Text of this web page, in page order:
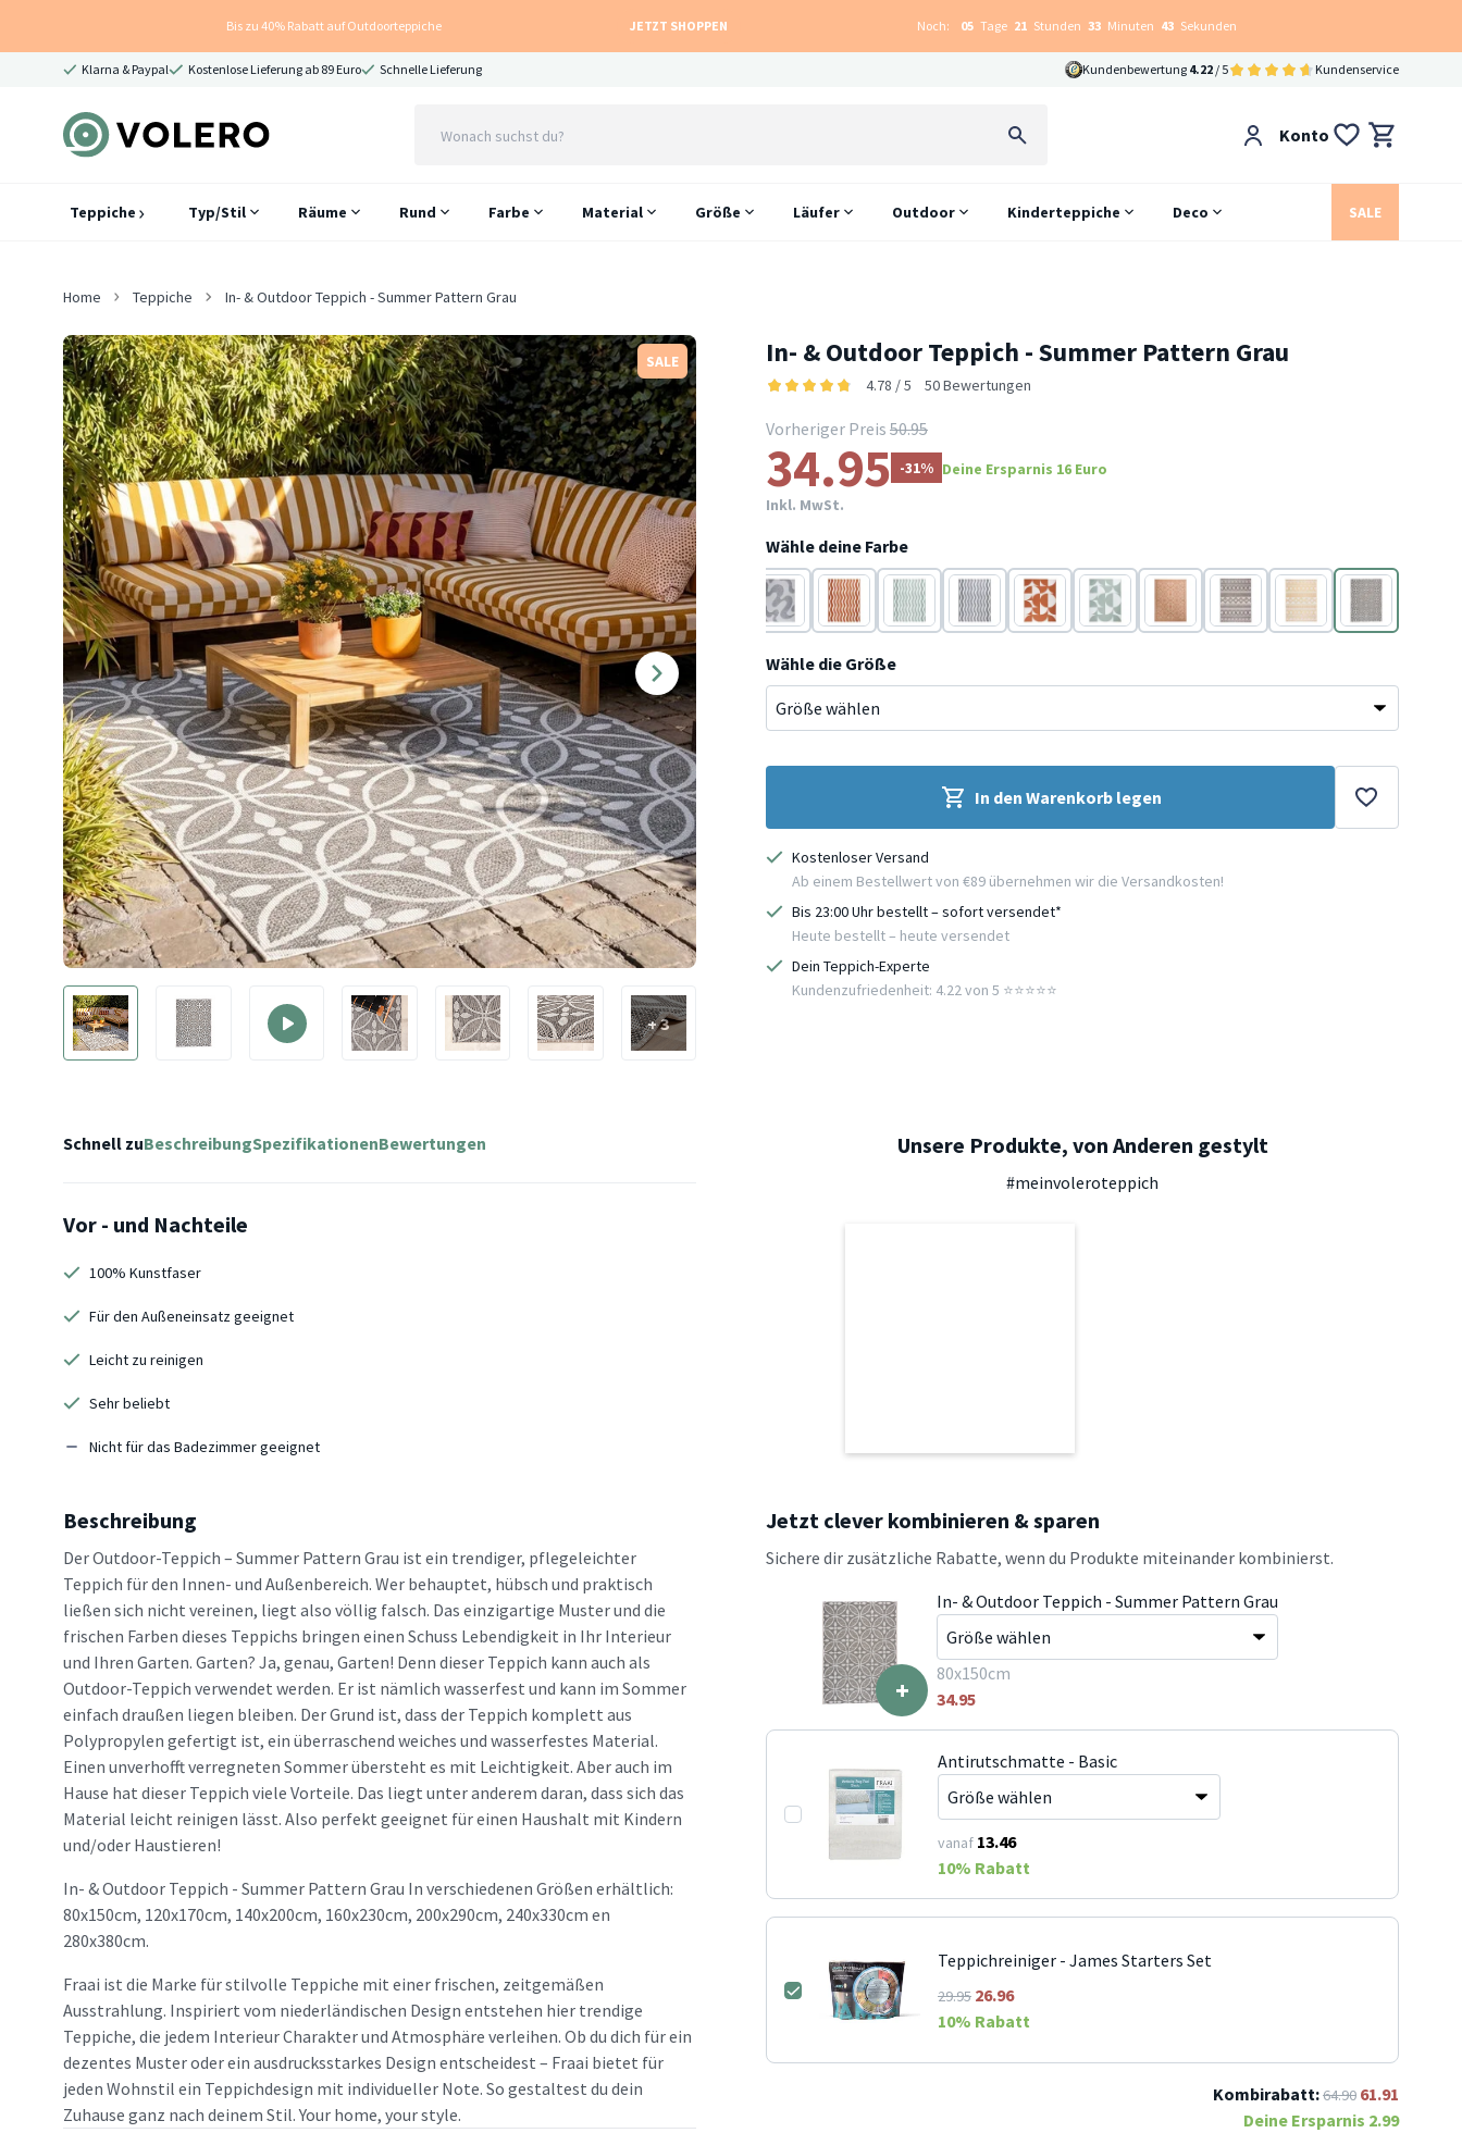
Bis zu 40% Rabatt auf Outdoorteppiche JETZT SHOPPEN Noch: 05 Tage 21 Stunden 33 Minuten 41 Sekunden
Klarna & Paypal Kostenlose Lieferung ab 89 Euro Schnelle Lieferung Kundenbewertung 4.22 / 5 Kundenservice
Konto
Teppiche Typ/Stil Räume Rund Farbe Material Größe Läufer Outdoor Kinderteppiche Deco SALE
Home Teppiche In- & Outdoor Teppich - Summer Pattern Grau
SALE
+ 3
In- & Outdoor Teppich - Summer Pattern Grau
4.78 / 5 50 Bewertungen
Vorheriger Preis 50.95
34.95 -31% Deine Ersparnis 16 Euro
Inkl. MwSt.
Wähle deine Farbe
TerracottaGrün Grau TerracottaGrün Grau TerracottaGrün TerracottaGrau Gelb
Grau
Wähle die Größe
In den Warenkorb legen
Kostenloser Versand
Ab einem Bestellwert von €89 übernehmen wir die Versandkosten!
Bis 23:00 Uhr bestellt – sofort versendet*
Heute bestellt – heute versendet
Dein Teppich-Experte
Kundenzufriedenheit: 4.22 von 5 ⭐️⭐️⭐️⭐️⭐️
Schnell zuBeschreibungSpezifikationenBewertungen
Vor - und Nachteile
100% Kunstfaser
Für den Außeneinsatz geeignet
Leicht zu reinigen
Sehr beliebt
Nicht für das Badezimmer geeignet
Beschreibung
Der Outdoor-Teppich – Summer Pattern Grau ist ein trendiger, pflegeleichter
Teppich für den Innen- und Außenbereich. Wer behauptet, hübsch und praktisch
ließen sich nicht vereinen, liegt also völlig falsch. Das einzigartige Muster und die
frischen Farben dieses Teppichs bringen einen Schuss Lebendigkeit in Ihr Interieur
und Ihren Garten. Garten? Ja, genau, Garten! Denn dieser Teppich kann auch als
Outdoor-Teppich verwendet werden. Er ist nämlich wasserfest und kann im Sommer
einfach draußen liegen bleiben. Der Grund ist, dass der Teppich komplett aus
Polypropylen gefertigt ist, ein überraschend weiches und wasserfestes Material.
Einen unverhofft verregneten Sommer übersteht es mit Leichtigkeit. Aber auch im
Hause hat dieser Teppich viele Vorteile. Das liegt unter anderem daran, dass sich das
Material leicht reinigen lässt. Also perfekt geeignet für einen Haushalt mit Kindern
und/oder Haustieren!
In- & Outdoor Teppich - Summer Pattern Grau In verschiedenen Größen erhältlich:
80x150cm, 120x170cm, 140x200cm, 160x230cm, 200x290cm, 240x330cm en
280x380cm.
Fraai ist die Marke für stilvolle Teppiche mit einer frischen, zeitgemäßen
Ausstrahlung. Inspiriert vom niederländischen Design entstehen hier trendige
Teppiche, die jedem Interieur Charakter und Atmosphäre verleihen. Ob du dich für ein
dezentes Muster oder ein ausdrucksstarkes Design entscheidest – Fraai bietet für
jeden Wohnstil ein Teppichdesign mit individueller Note. So gestaltest du dein
Zuhause ganz nach deinem Stil. Your home, your style.
Unsere Produkte, von Anderen gestylt
#meinvoleroteppich
Jetzt clever kombinieren & sparen
Sichere dir zusätzliche Rabatte, wenn du Produkte miteinander kombinierst.
+
In- & Outdoor Teppich - Summer Pattern Grau
80x150cm
34.95
Antirutschmatte - Basic
vanaf 13.46
10% Rabatt
Teppichreiniger - James Starters Set
29.95 26.96
10% Rabatt
Kombirabatt:64.90 61.91
Deine Ersparnis 2.99